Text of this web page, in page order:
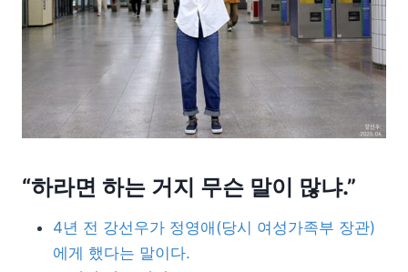
“하라면 하는 거지 무슨 말이 많냐.”
4년 전 강선우가 정영애(당시 여성가족부 장관)
에게 했다는 말이다.